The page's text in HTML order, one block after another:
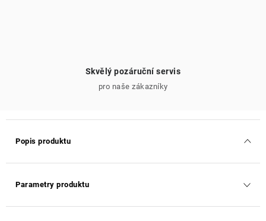
Skvělý pozáruční servis
pro naše zákazníky
Popis produktu
Parametry produktu